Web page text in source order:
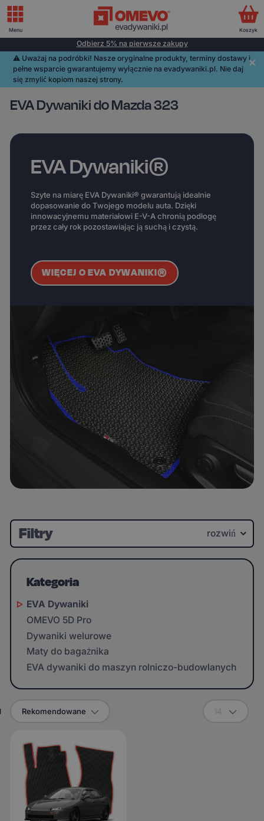
Odbierz 5% na pierwsze zakupy
⚠️️ Uważaj na podróbki! Nasze oryginalne produkty, terminy dostawy i
pełne wsparcie gwarantujemy wyłącznie na evadywaniki.pl. Nie daj
się zmylić kopiom naszej strony.
EVA Dywaniki do Mazda 323
EVA Dywaniki®
Szyte na miarę EVA Dywaniki® gwarantują idealnie
dopasowanie do Twojego modelu auta. Dzięki
innowacyjnemu materiałowi E-V-A chronią podłogę
przez cały rok pozostawiając ją suchą i czystą.
WIĘCEJ O EVA DYWANIKI®
Filtry rozwiń
Kategoria
EVA Dywaniki
OMEVO 5D Pro
Dywaniki welurowe
Maty do bagażnika
EVA dywaniki do maszyn rolniczo-budowlanych
Rekomendowane
Menu Koszyk